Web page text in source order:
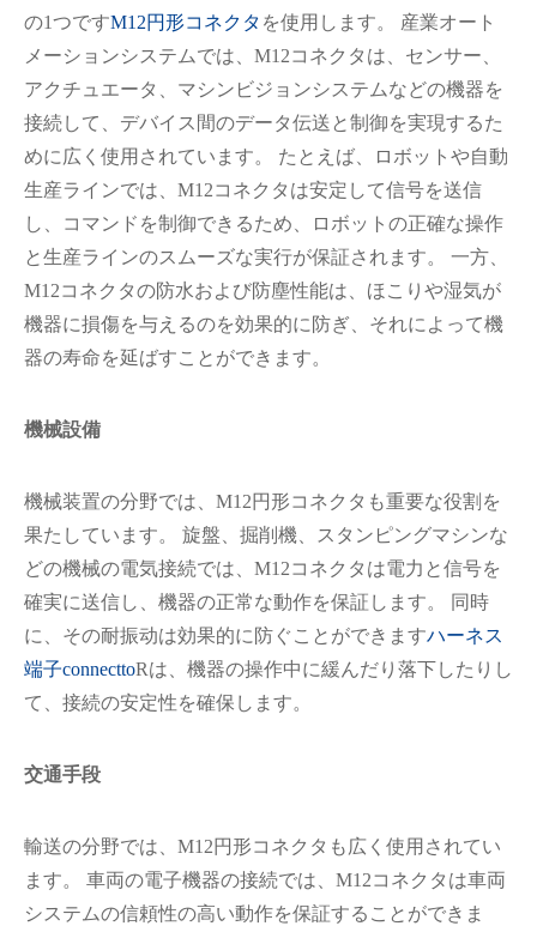
の1つですM12円形コネクタ を使用します。 産業オート
メーションシステムでは、M12コネクタは、センサー、
アクチュエータ、マシンビジョンシステムなどの機器を
接続して、デバイス間のデータ伝送と制御を実現するた
めに広く使用されています。 たとえば、ロボットや自動
生産ラインでは、M12コネクタは安定して信号を送信
し、コマンドを制御できるため、ロボットの正確な操作
と生産ラインのスムーズな実行が保証されます。 一方、
M12コネクタの防水および防塵性能は、ほこりや湿気が
機器に損傷を与えるのを効果的に防ぎ、それによって機
器の寿命を延ばすことができます。
機械設備
機械装置の分野では、M12円形コネクタも重要な役割を
果たしています。 旋盤、掘削機、スタンピングマシンな
どの機械の電気接続では、M12コネクタは電力と信号を
確実に送信し、機器の正常な動作を保証します。 同時
に、その耐振动は効果的に防ぐことができますハーネス
端子connecttoRは、機器の操作中に緩んだり落下したりし
て、接続の安定性を確保します。
交通手段
輸送の分野では、M12円形コネクタも広く使用されてい
ます。 車両の電子機器の接続では、M12コネクタは車両
システムの信頼性の高い動作を保証することができま
在线咨询